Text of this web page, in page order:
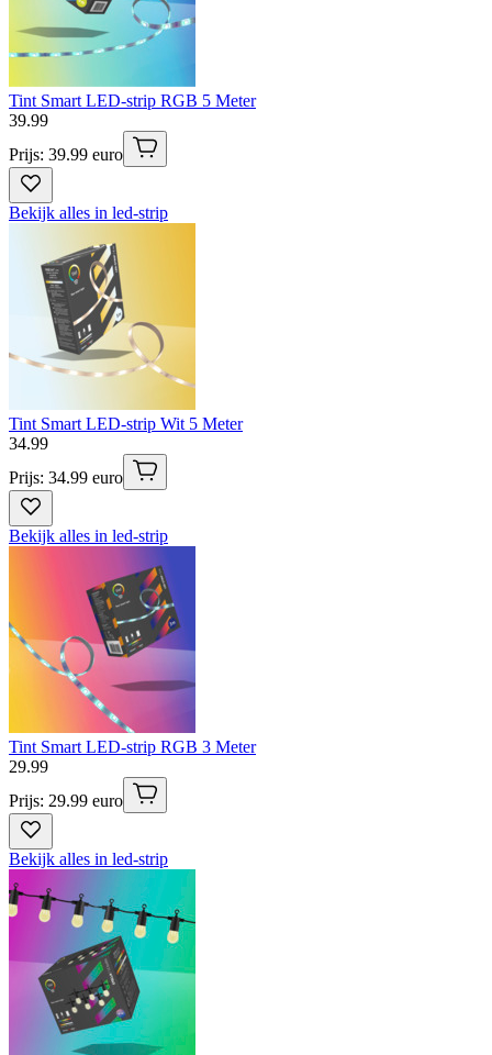
Tint Smart LED-strip RGB 5 Meter
39.99
Prijs: 39.99 euro
Bekijk alles in led-strip
Tint Smart LED-strip Wit 5 Meter
34.99
Prijs: 34.99 euro
Bekijk alles in led-strip
Tint Smart LED-strip RGB 3 Meter
29.99
Prijs: 29.99 euro
Bekijk alles in led-strip